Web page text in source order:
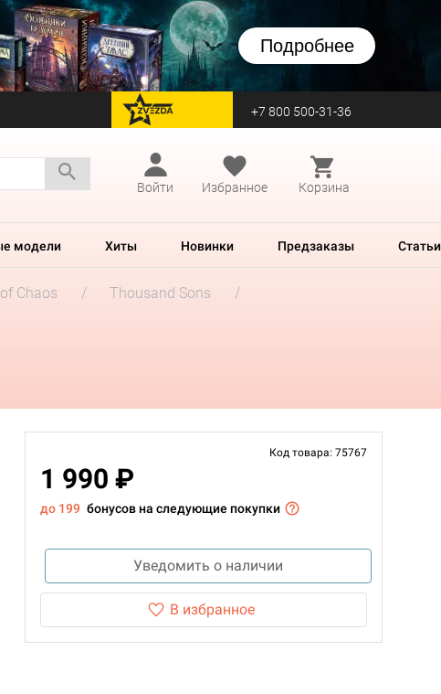
Подробнее
перейти на Zvezda +7 800 500-31-36
Войти
Избранное Корзина
модели Хиты Новинки Предзаказы Статьи
Chaos
Thousand Sons
Код товара: 75767
1 990 ₽
до 199 бонусов на следующие покупки
Уведомить о наличии
В избранное